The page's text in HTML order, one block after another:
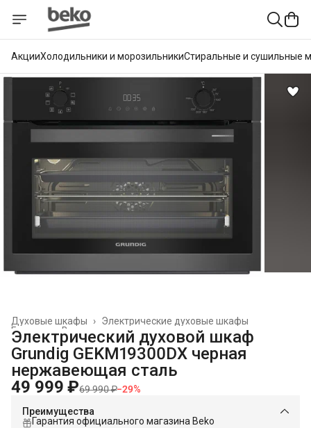
АкцииХолодильники и морозильникиСтиральные и сушильные
Электрические духовые шкафы
Духовые шкафы
›
Встраиваемая техника
Главная
Электрический духовой шкаф
Grundig GEKM19300DX черная
нержавеющая сталь
49 999 ₽69 990 ₽−29%
Преимущества
Гарантия официального магазина Beko